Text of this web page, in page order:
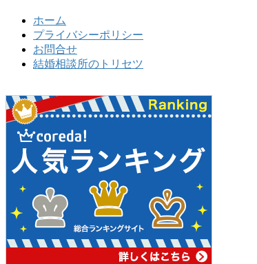
ホーム
プライバシーポリシー
お問合せ
結婚相談所のトリセツ